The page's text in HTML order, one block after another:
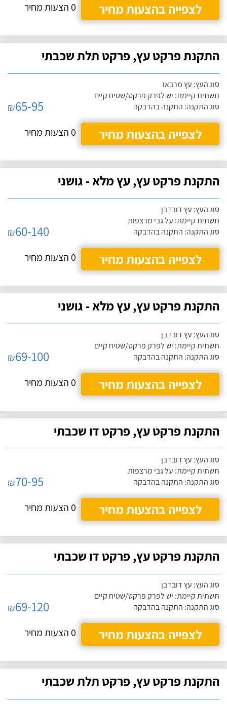
לצפייה בהצעות מחיר 0 הצעות מחיר
התקנת פרקט עץ, פרקט תלת שכבתי
סוג העץ: עץ מרבאו
תשתית קיימת: יש לפרק פרקט/שטיח קיים
סוג התקנה: התקנה בהדבקה
₪65-95
לצפייה בהצעות מחיר
0 הצעות מחיר
התקנת פרקט עץ, עץ מלא - גושני
סוג העץ: עץ דובדבן
תשתית קיימת: על גבי מרצפות
סוג התקנה: התקנה בהדבקה
₪60-140
לצפייה בהצעות מחיר
0 הצעות מחיר
התקנת פרקט עץ, עץ מלא - גושני
סוג העץ: עץ דובדבן
תשתית קיימת: יש לפרק פרקט/שטיח קיים
סוג התקנה: התקנה בהדבקה
₪69-100
לצפייה בהצעות מחיר
0 הצעות מחיר
התקנת פרקט עץ, פרקט דו שכבתי
סוג העץ: עץ דובדבן
תשתית קיימת: על גבי מרצפות
סוג התקנה: התקנה בהדבקה
₪70-95
לצפייה בהצעות מחיר
0 הצעות מחיר
התקנת פרקט עץ, פרקט דו שכבתי
סוג העץ: עץ דובדבן
תשתית קיימת: יש לפרק פרקט/שטיח קיים
סוג התקנה: התקנה בהדבקה
₪69-120
לצפייה בהצעות מחיר
0 הצעות מחיר
התקנת פרקט עץ, פרקט תלת שכבתי